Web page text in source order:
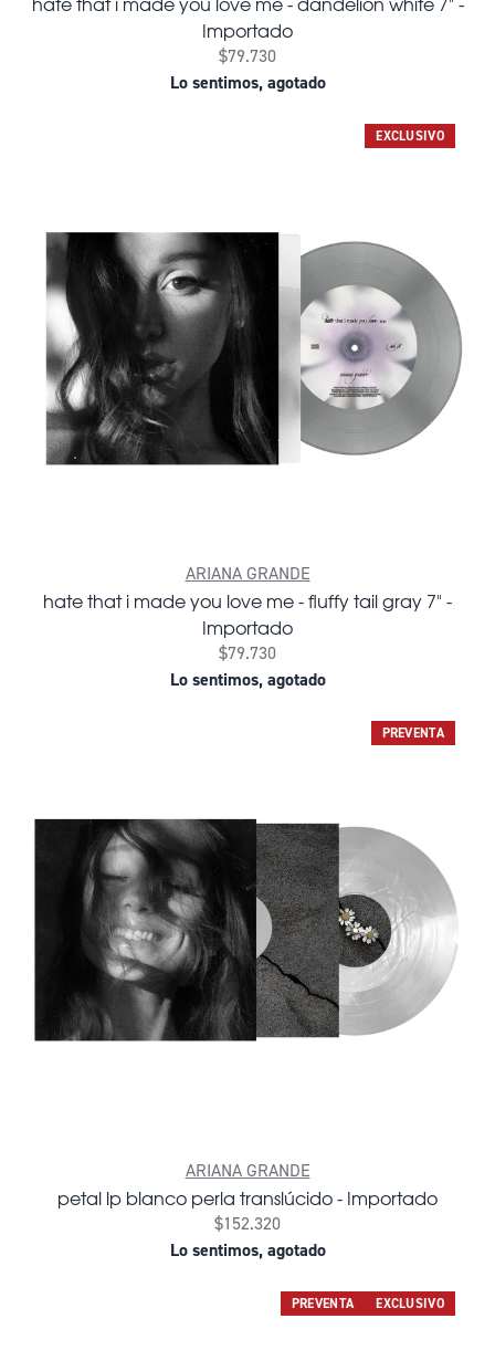
Importado
$79.730
Lo sentimos, agotado
EXCLUSIVO
ARIANA GRANDE
hate that i made you love me - fluffy tail gray 7" -
Importado
$79.730
Lo sentimos, agotado
PREVENTA
ARIANA GRANDE
petal lp blanco perla translúcido - Importado
$152.320
Lo sentimos, agotado
PREVENTA EXCLUSIVO